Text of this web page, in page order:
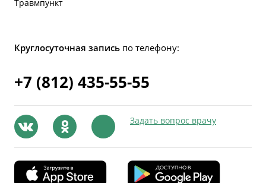
Травмпункт
Круглосуточная запись по телефону:
+7 (812) 435-55-55
Задать вопрос врачу